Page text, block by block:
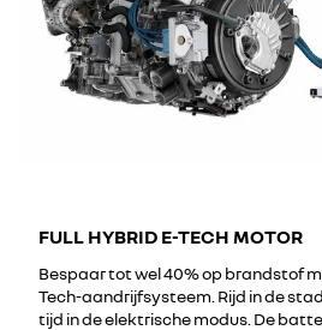
FULL HYBRID E-TECH MOTOR
Bespaar tot wel 40% op brandstof
Tech-aandrijfsysteem. Rijd in de
tijd in de elektrische modus. De